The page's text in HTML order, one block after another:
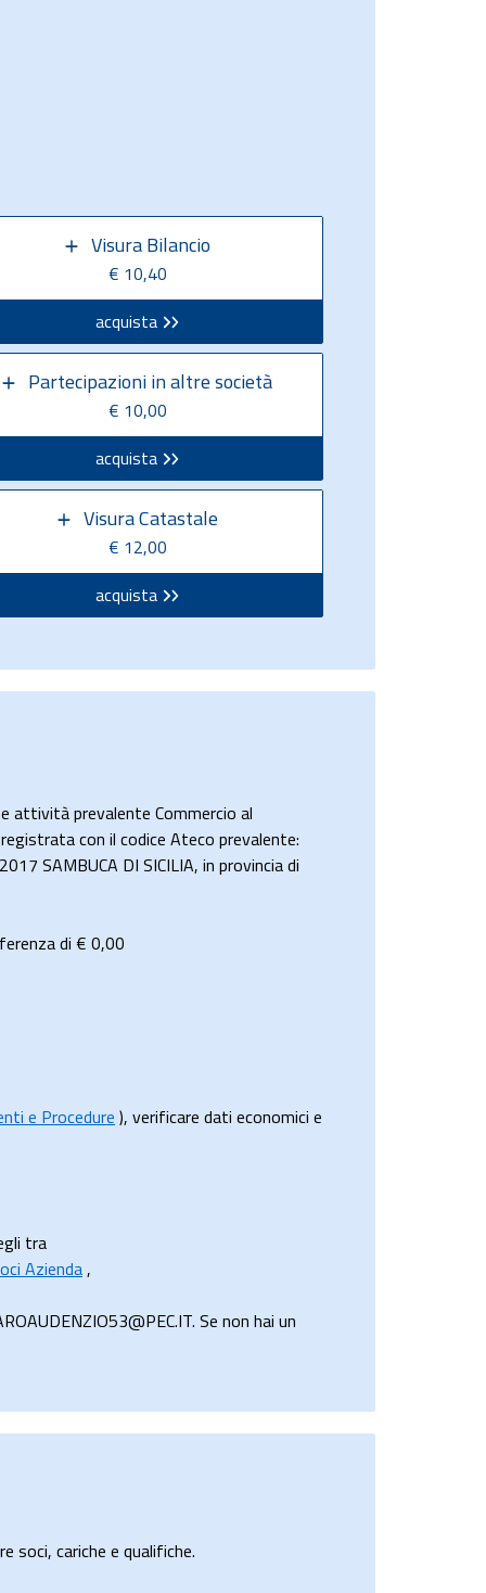
Visura Bilancio
€ 10,40
acquista
Partecipazioni in altre società
€ 10,00
acquista
Visura Catastale
€ 12,00
acquista
attività prevalente Commercio al
con il codice Ateco prevalente:
SAMBUCA DI SICILIA, in provincia di
di € 0,00
e Procedure ), verificare dati economici e
tra
Azienda,
Se non hai un
soci, cariche e qualifiche.